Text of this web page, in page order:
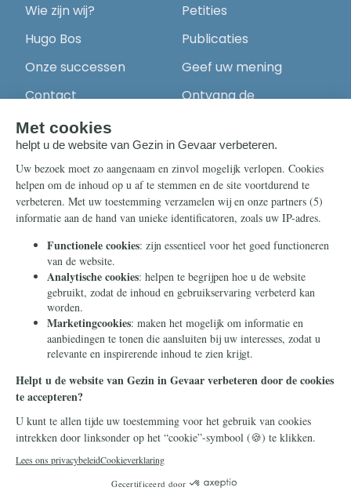
Wie zijn wij?
Hugo Bos
Onze successen
Contact
Petities
Publicaties
Geef uw mening
Ontvang de
Steun ons
Nieuwsbrief
Eenmalig
Maandelijks
Periodiek
Nalaten
Zelf overschrijven
Info
Contact
Ontvang onze
Telegram-berichten
© 2026 Stichting Civitas Christiana
Cookieverklaring
Privacy